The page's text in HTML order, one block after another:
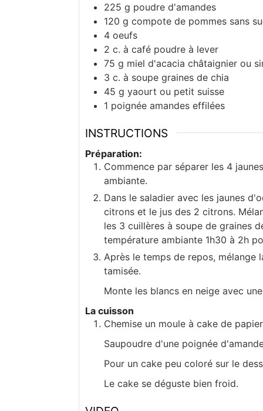
225 g poudre d'amandes
120 g compote de pommes sans
4 oeufs
2 c. à café poudre à lever
75 g miel d'acacia châtaignier ou
3 c. à soupe graines de chia
45 g yaourt ou petit suisse
1 poignée amandes effilées
INSTRUCTIONS
Préparation:
Commence par séparer les 4
ambiante.
Dans le saladier avec les jaunes
citrons et le jus des 2 citrons.
les 3 cuillères à soupe de graines
température ambiante 1h30 à 2h
Après le temps de repos,
tamisée.
Monte les blancs en neige avec
La cuisson
Chemise un moule à cake de
Saupoudre d'une poignée
Pour un cake peu coloré sur le
Le cake se déguste bien froid.